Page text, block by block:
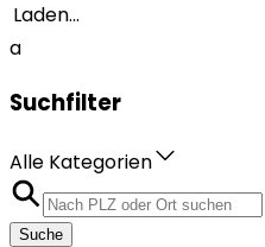
Laden...
a
Suchfilter
Alle Kategorien
Suche